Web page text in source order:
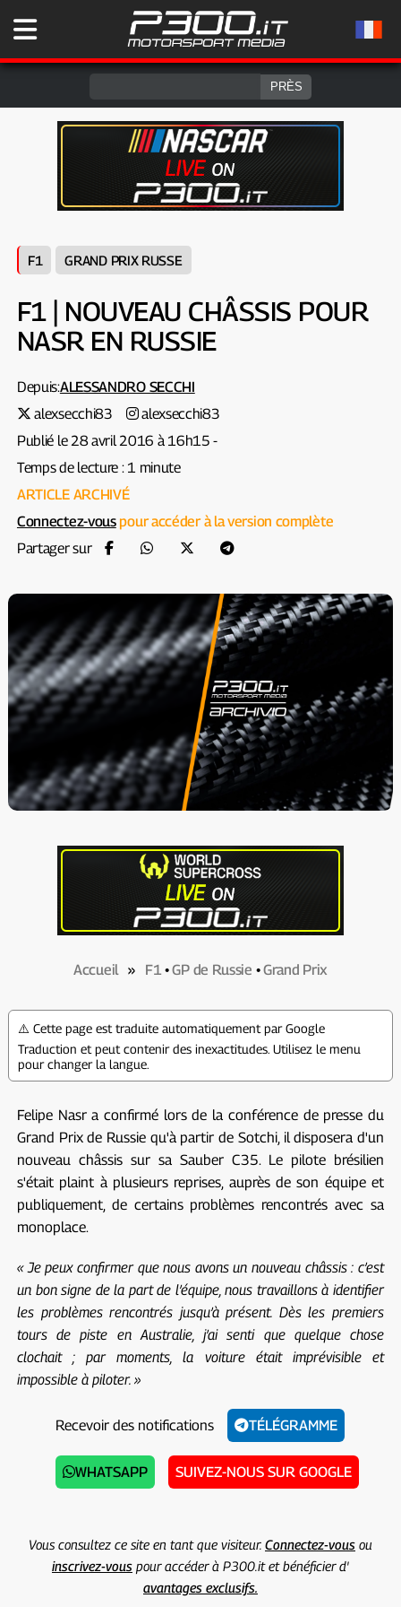
F1 GRAND PRIX RUSSE
F1 | NOUVEAU CHÂSSIS POUR
NASR EN RUSSIE
Depuis:ALESSANDRO SECCHI
alexsecchi83
alexsecchi83
Publié le 28 avril 2016 à 16h15 -
Temps de lecture : 1 minute
ARTICLE ARCHIVÉ
Connectez-vouspour accéder à la version complète
Partager sur
Accueil» F1•GP de Russie •Grand Prix
⚠️ Cette page est traduite automatiquement par Google
Traduction et peut contenir des inexactitudes. Utilisez le menu
pour changer la langue.
Felipe Nasr a confirmé lors de la conférence de presse du
Grand Prix de Russie qu'à partir de Sotchi, il disposera d'un
nouveau châssis sur sa Sauber C35. Le pilote brésilien
s'était plaint à plusieurs reprises, auprès de son équipe et
publiquement, de certains problèmes rencontrés avec sa
monoplace.
« Je peux confirmer que nous avons un nouveau châssis : c’est
un bon signe de la part de l’équipe, nous travaillons à identifier
les problèmes rencontrés jusqu’à présent. Dès les premiers
tours de piste en Australie, j’ai senti que quelque chose
clochait ; par moments, la voiture était imprévisible et
impossible à piloter. »
Recevoir des notifications TÉLÉGRAMME
WHATSAPP SUIVEZ-NOUS SUR GOOGLE
Vous consultez ce site en tant que visiteur. Connectez-vousou
inscrivez-vouspour accéder à P300.it et bénéficier d'
avantages exclusifs.